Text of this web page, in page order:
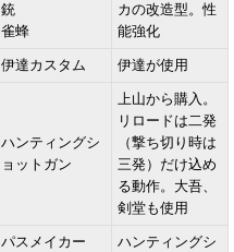
銃
雀蜂
カの改造型。性
能強化
伊達カスタム 伊達が使用
ハンティングシ
ョットガン
上山から購入。
リロードは二発
（撃ち切り時は
三発）だけ込め
る動作。大吾、
剣堂も使用
パスメイカー
ハンティングシ